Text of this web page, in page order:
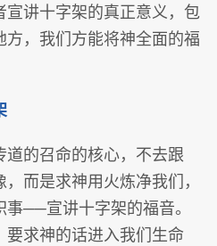
宣讲十字架的真正意义，包
，我们方能将神全面的福
道的召命的核心，不去跟
而是求神用火炼净我们，
──宣讲十字架的福音。
求神的话进入我们生命